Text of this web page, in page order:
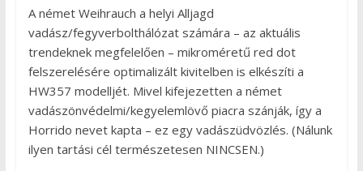
A német Weihrauch a helyi Alljagd
vadász/fegyverbolthálózat számára – az aktuális
trendeknek megfelelően – mikroméretű red dot
felszerelésére optimalizált kivitelben is elkészíti a
HW357 modelljét. Mivel kifejezetten a német
vadászönvédelmi/kegyelemlövő piacra szánják, így a
Horrido nevet kapta – ez egy vadászüdvözlés. (Nálunk
ilyen tartási cél természetesen NINCSEN.)